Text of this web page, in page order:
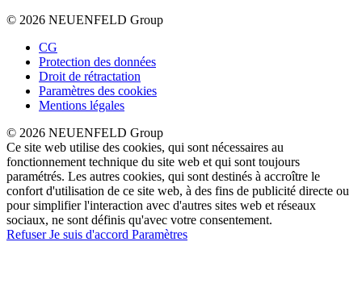
© 2026 NEUENFELD Group
CG
Protection des données
Droit de rétractation
Paramètres des cookies
Mentions légales
© 2026 NEUENFELD Group
Ce site web utilise des cookies, qui sont nécessaires au
fonctionnement technique du site web et qui sont toujours
paramétrés. Les autres cookies, qui sont destinés à accroître le
confort d'utilisation de ce site web, à des fins de publicité directe ou
pour simplifier l'interaction avec d'autres sites web et réseaux
sociaux, ne sont définis qu'avec votre consentement.
RefuserJe suis d'accord Paramètres